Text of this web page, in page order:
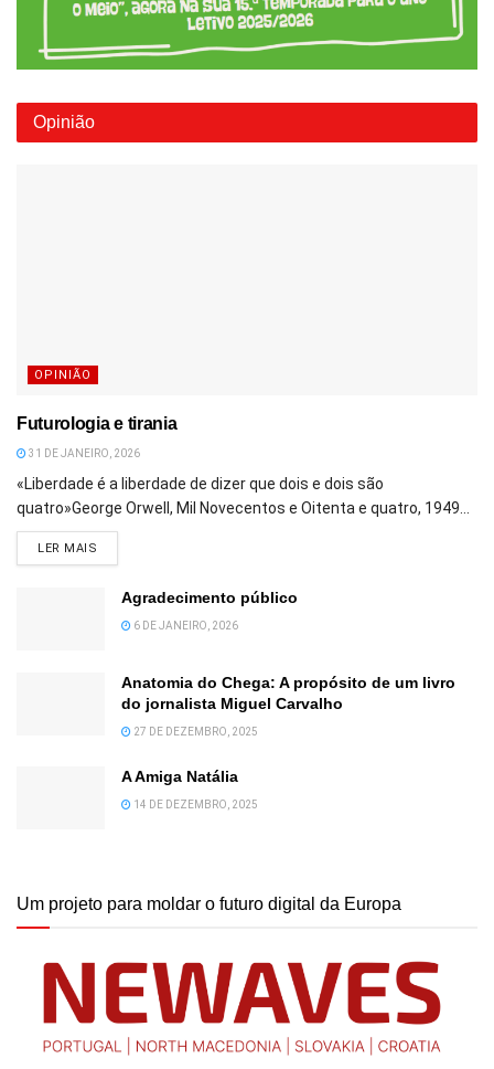
Opinião
OPINIÃO
Futurologia e tirania
31 DE JANEIRO, 2026
«Liberdade é a liberdade de dizer que dois e dois são
quatro»George Orwell, Mil Novecentos e Oitenta e quatro, 1949...
LER MAIS
Agradecimento público
6 DE JANEIRO, 2026
Anatomia do Chega: A propósito de um livro
do jornalista Miguel Carvalho
27 DE DEZEMBRO, 2025
A Amiga Natália
14 DE DEZEMBRO, 2025
Um projeto para moldar o futuro digital da Europa